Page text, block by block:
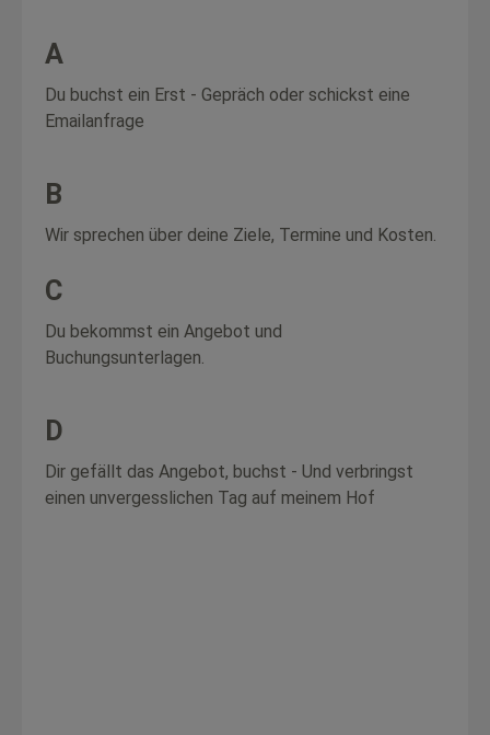
A
Du buchst ein Erst - Gepräch oder schickst eine
Emailanfrage
B
Wir sprechen über deine Ziele, Termine und Kosten.
C
Du bekommst ein Angebot und
Buchungsunterlagen.
D
Dir gefällt das Angebot, buchst - Und verbringst
einen unvergesslichen Tag auf meinem Hof